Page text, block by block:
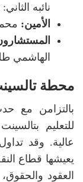
نائبه
الأمين:
الهاشمي
محطة
بالتزامن مع
للتعليم
عالية. وقد
يعيشها قطاع
العقود